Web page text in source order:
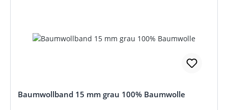
Baumwollband 15 mm grau 100% Baumwolle